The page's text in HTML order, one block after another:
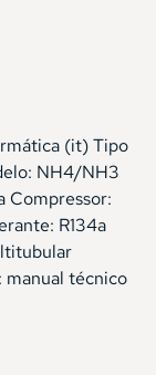
(it) Tipo
NH4/NH3
Compressor:
R134a
técnico